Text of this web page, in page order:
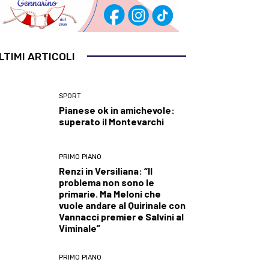
ARTICOLI
SPORT
Pianese ok in amichevole:
superato il Montevarchi
PRIMO PIANO
Renzi in Versiliana: “Il
problema non sono le
primarie. Ma Meloni che
vuole andare al Quirinale con
Vannacci premier e Salvini al
Viminale”
PRIMO PIANO